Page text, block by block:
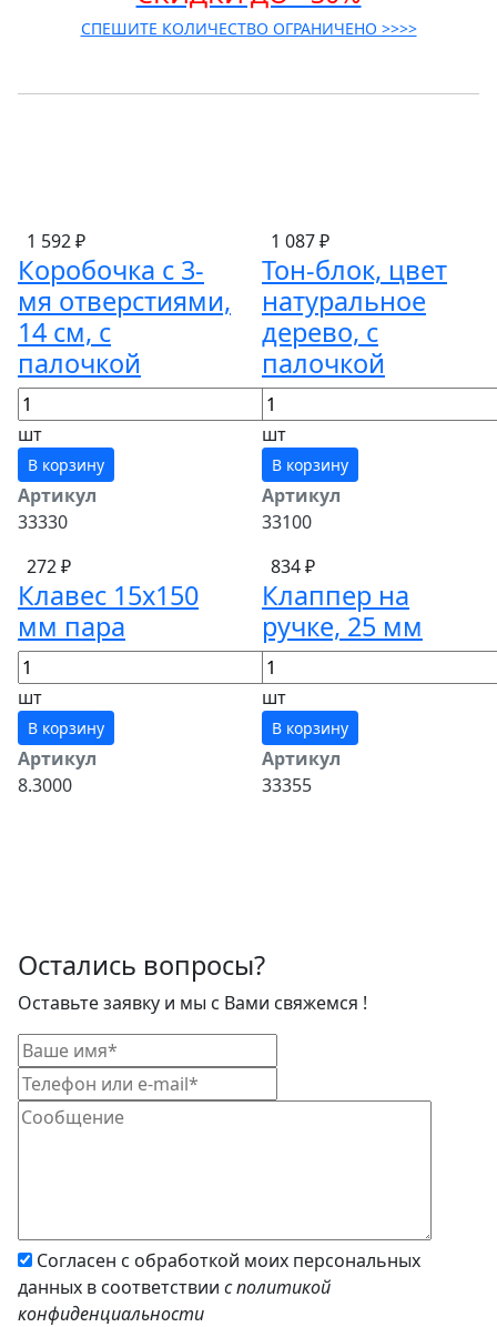
СПЕШИТЕ КОЛИЧЕСТВО ОГРАНИЧЕНО >>>>
1 592 ₽
Коробочка с 3-
мя отверстиями,
14 см, с
палочкой
шт
В корзину
Артикул
33330
1 087 ₽
Тон-блок, цвет
натуральное
дерево, с
палочкой
шт
В корзину
Артикул
33100
272 ₽
Клавес 15х150
мм пара
шт
В корзину
Артикул
8.3000
834 ₽
Клаппер на
ручке, 25 мм
шт
В корзину
Артикул
33355
Остались вопросы?
Оставьте заявку и мы с Вами свяжемся !
Согласен с обработкой моих персональных
данных в соответствии с политикой
конфиденциальности